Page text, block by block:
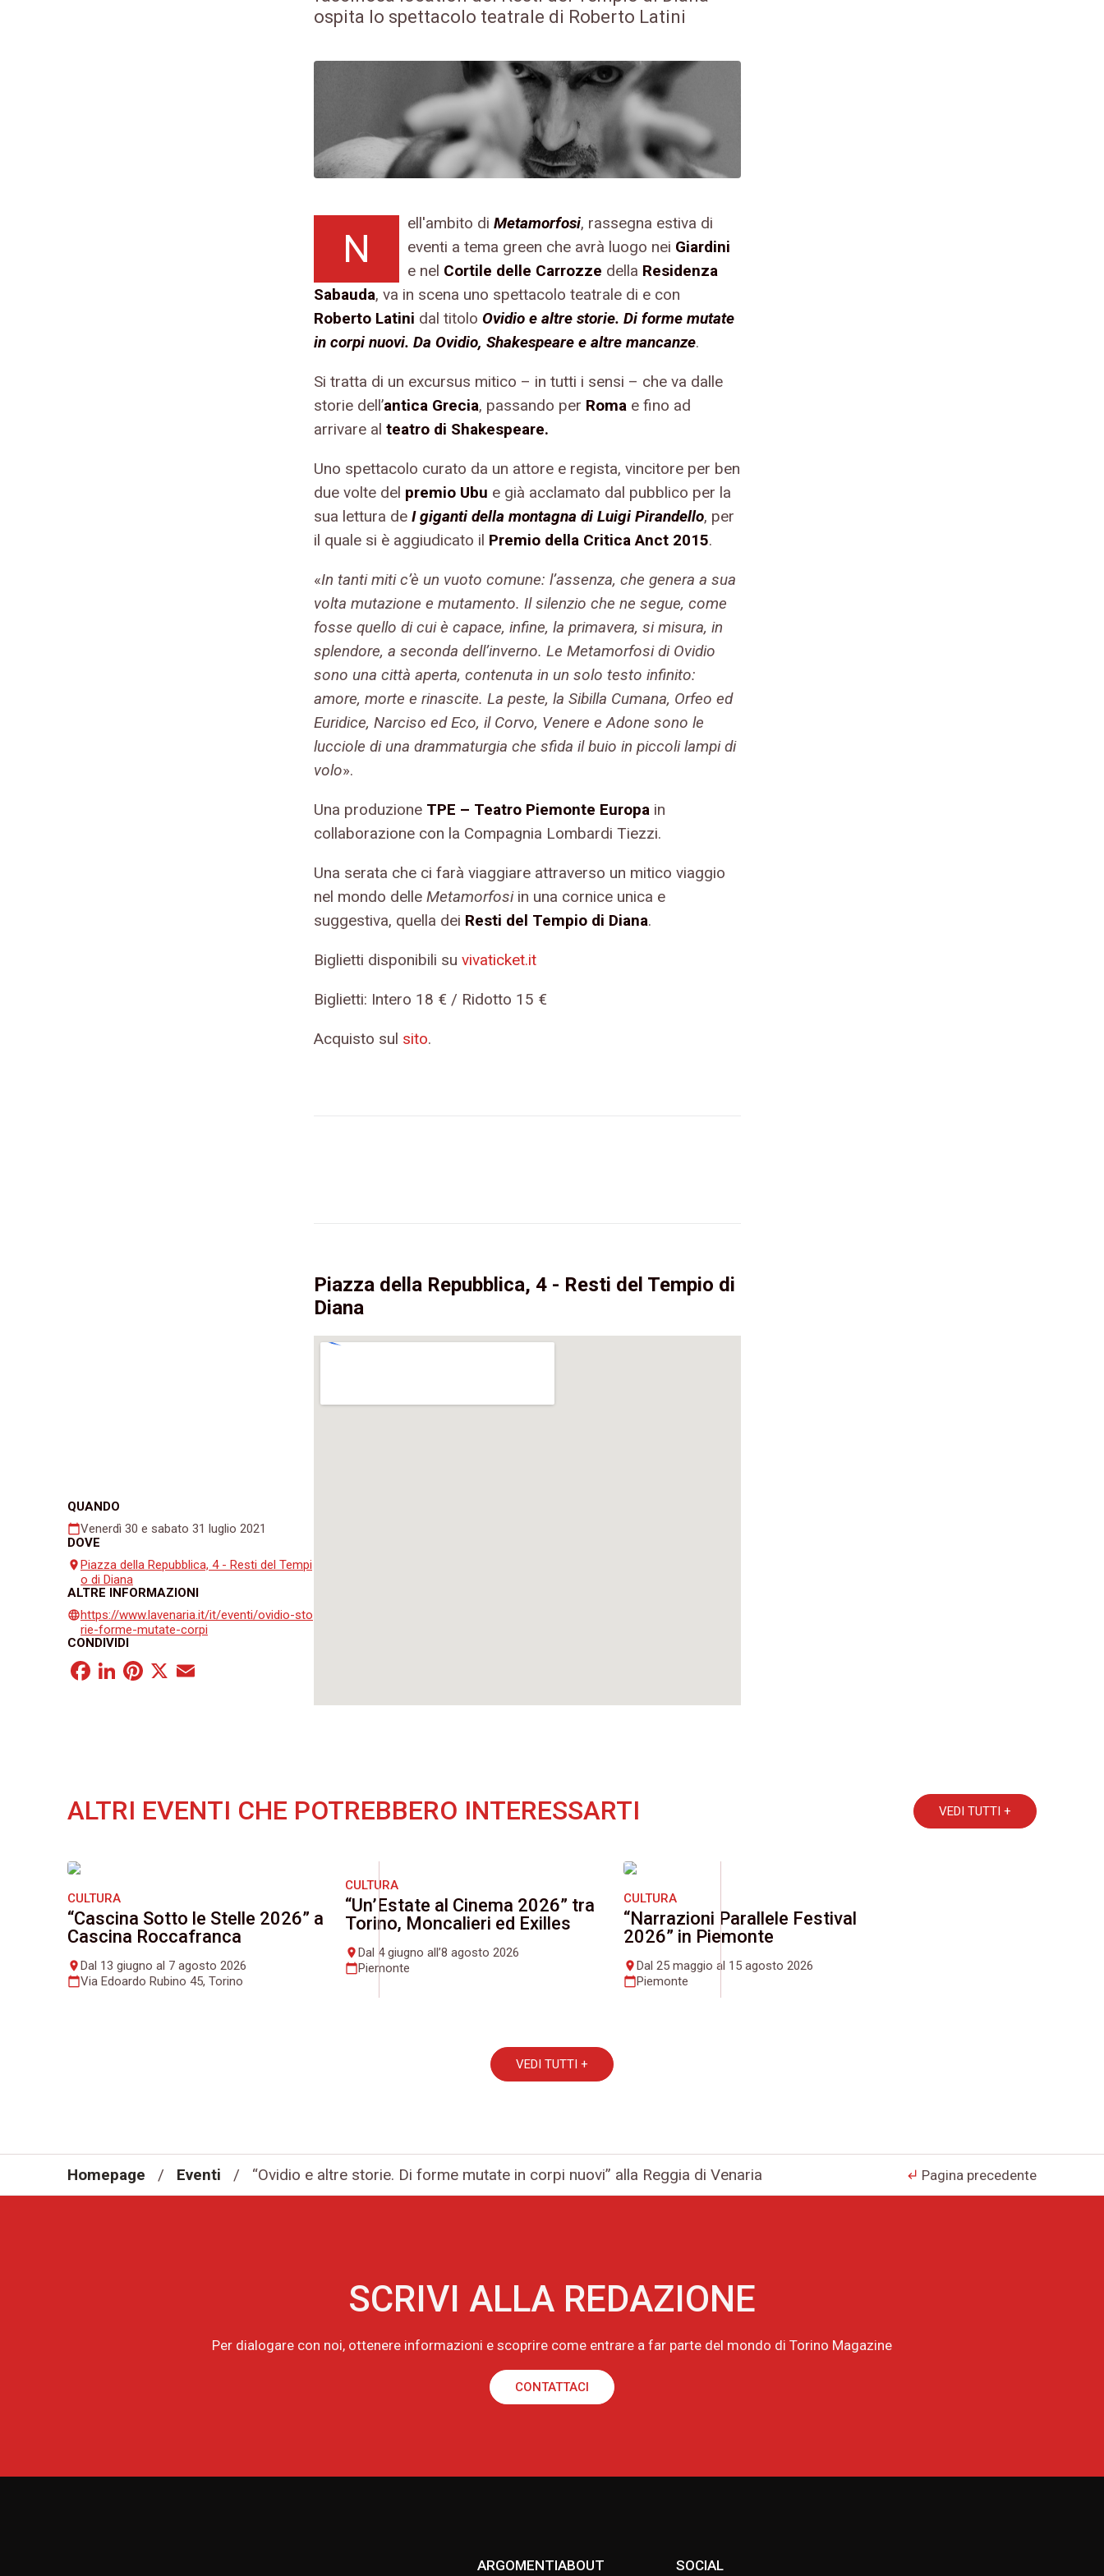
QUANDO
calendar_todayVenerdì 30 e sabato 31 luglio 2021
DOVE
placePiazza della Repubblica, 4 - Resti del Tempi
o di Diana
ALTRE INFORMAZIONI
languagehttps://www.lavenaria.it/it/eventi/ovidio-sto
rie-forme-mutate-corpi
CONDIVIDI
Facebook
LinkedIn
Pinterest
X
ospita lo spettacolo teatrale di Roberto Latini
N
ell'ambito di Metamorfosi, rassegna estiva di
eventi a tema green che avrà luogo nei Giardini
e nel Cortile delle Carrozze della Residenza
Sabauda, va in scena uno spettacolo teatrale di e con
Roberto Latini dal titolo Ovidio e altre storie. Di forme mutate
in corpi nuovi. Da Ovidio, Shakespeare e altre mancanze.
Si tratta di un excursus mitico – in tutti i sensi – che va dalle
storie dell’antica Grecia, passando per Roma e fino ad
arrivare al teatro di Shakespeare.
Uno spettacolo curato da un attore e regista, vincitore per ben
due volte del premio Ubu e già acclamato dal pubblico per la
sua lettura de I giganti della montagna di Luigi Pirandello, per
il quale si è aggiudicato il Premio della Critica Anct 2015.
«In tanti miti c’è un vuoto comune: l’assenza, che genera a sua
volta mutazione e mutamento. Il silenzio che ne segue, come
fosse quello di cui è capace, infine, la primavera, si misura, in
splendore, a seconda dell’inverno. Le Metamorfosi di Ovidio
sono una città aperta, contenuta in un solo testo infinito:
amore, morte e rinascite. La peste, la Sibilla Cumana, Orfeo ed
Euridice, Narciso ed Eco, il Corvo, Venere e Adone sono le
lucciole di una drammaturgia che sfida il buio in piccoli lampi di
volo».
Una produzione TPE – Teatro Piemonte Europa in
collaborazione con la Compagnia Lombardi Tiezzi.
Una serata che ci farà viaggiare attraverso un mitico viaggio
nel mondo delle Metamorfosiin una cornice unica e
suggestiva, quella dei Resti del Tempio di Diana.
Biglietti disponibili su vivaticket.it
Biglietti: Intero 18 € / Ridotto 15 €
Acquisto sul sito.
Piazza della Repubblica, 4 - Resti del Tempio di
Diana
ALTRI EVENTI CHE POTREBBERO INTERESSARTI VEDI TUTTI +
CULTURA
“Cascina Sotto le Stelle 2026” a
Cascina Roccafranca
placeDal 13 giugno al 7 agosto 2026
calendar_todayVia Edoardo Rubino 45, Torino
CULTURA
“Un’Estate al Cinema 2026” tra
Torino, Moncalieri ed Exilles
place Dal 4 giugno all’8 agosto 2026
calendar_todayPiemonte
CULTURA
“Narrazioni Parallele Festival
2026” in Piemonte
placeDal 25 maggio al 15 agosto 2026
calendar_todayPiemonte
VEDI TUTTI +
Homepage / Eventi / “Ovidio e altre storie. Di forme mutate in corpi nuovi” alla Reggia di Venaria subdirectory_arrow_left Pagina precedente
SCRIVI ALLA REDAZIONE
Per dialogare con noi, ottenere informazioni e scoprire come entrare a far parte del mondo di Torino Magazine
CONTATTACI
ARGOMENTIABOUT SOCIAL